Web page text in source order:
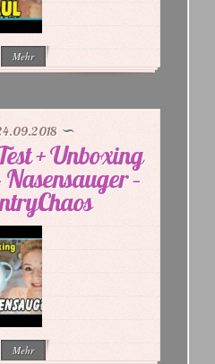
Mehr
+ Unboxing
Nasensauger –
Mehr